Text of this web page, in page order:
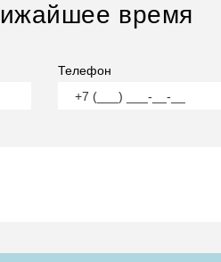
время
Телефон